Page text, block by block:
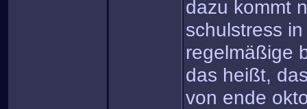
dazu kommt
schulstress
regelmäßige
das heißt,
von ende